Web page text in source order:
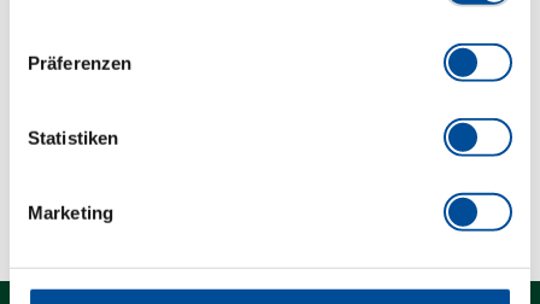
Präferenzen
Statistiken
Marketing